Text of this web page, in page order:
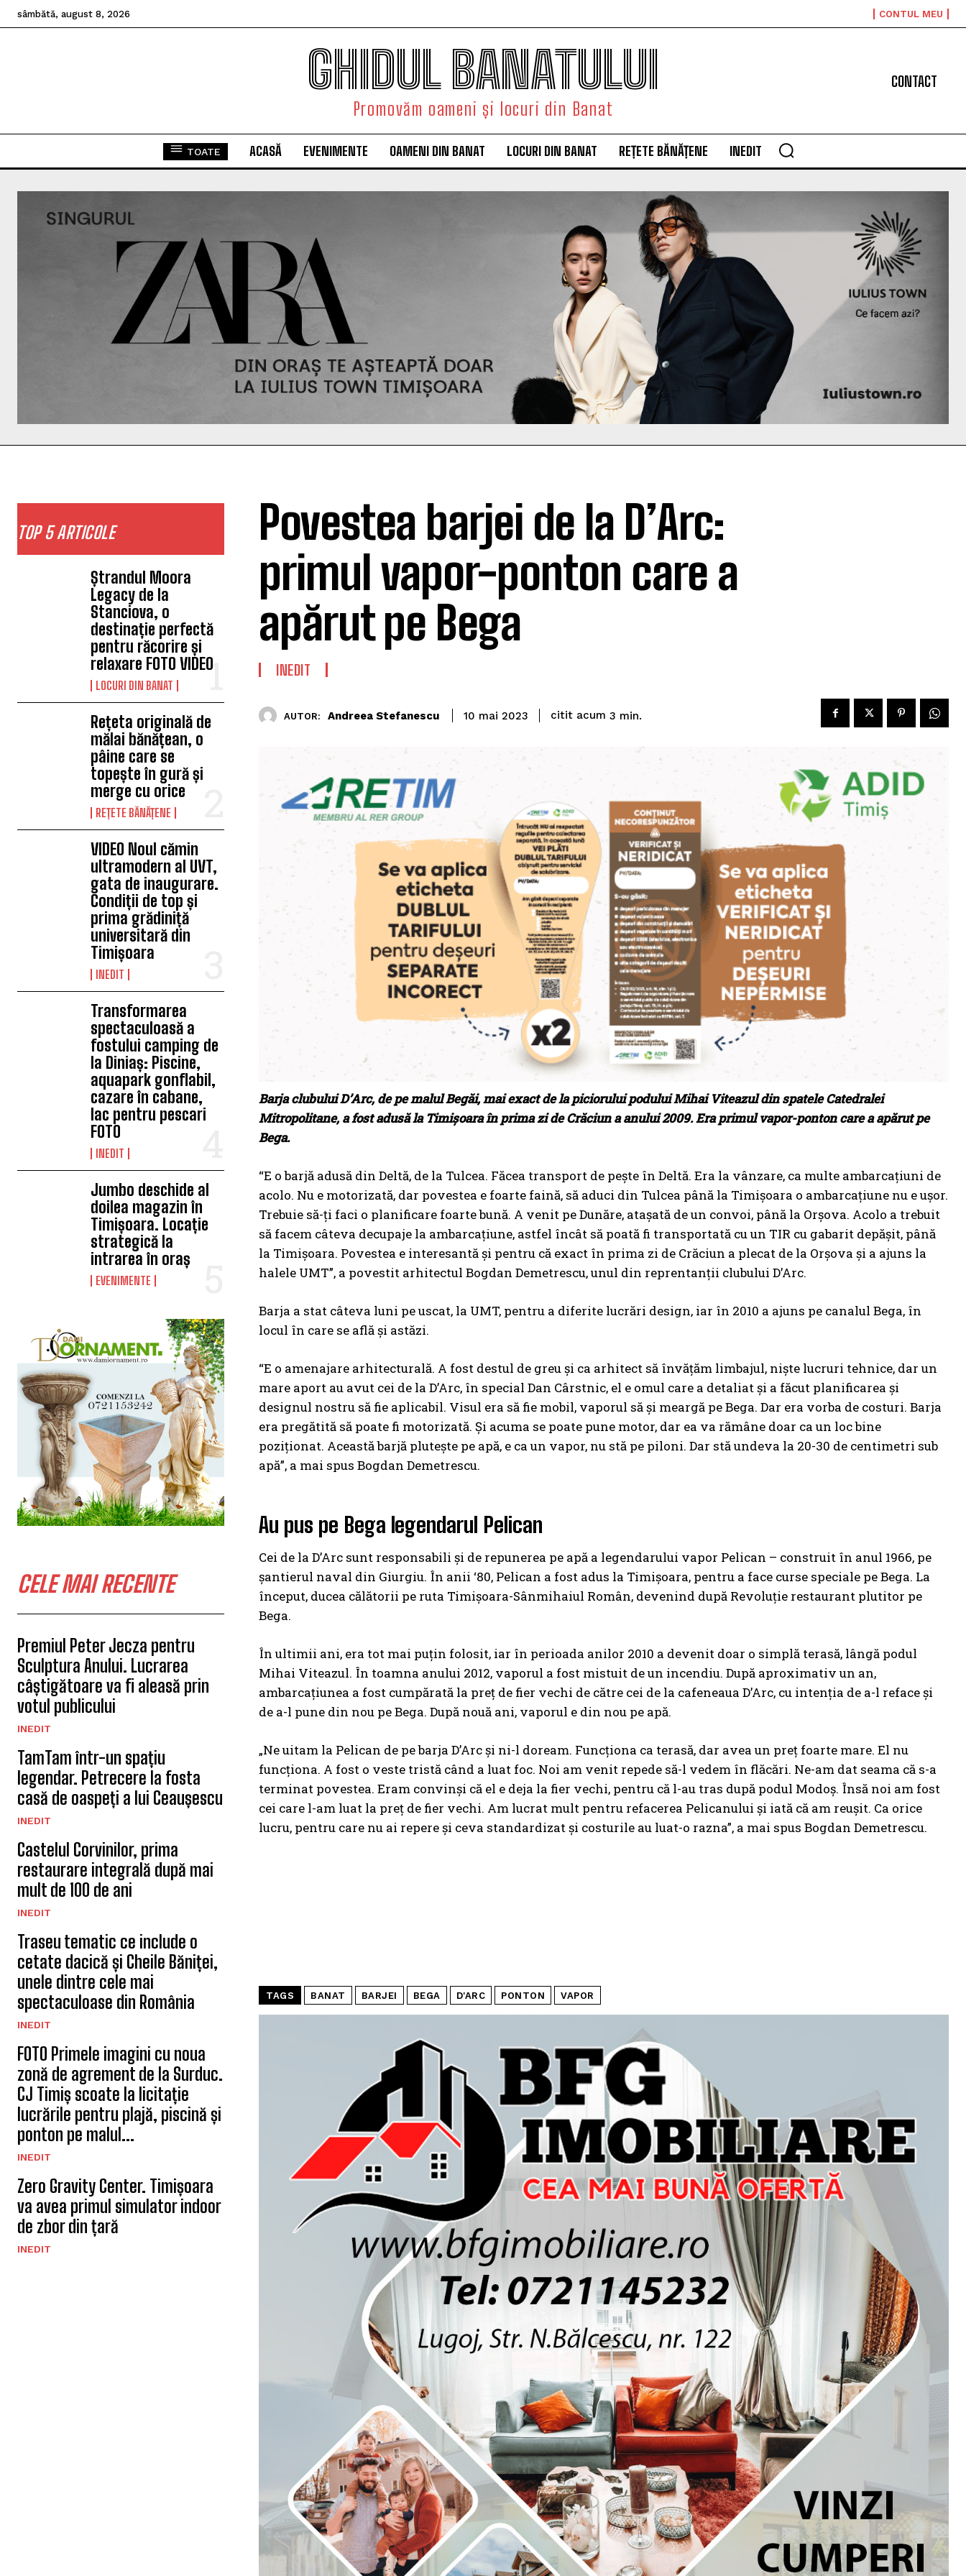
sâmbătă, august 8, 2026 CONTUL MEU
GHIDUL BANATULUI
Promovăm oameni și locuri din Banat
CONTACT
TOATE ACASĂ EVENIMENTE OAMENI DIN BANAT LOCURI DIN BANAT REȚETE BĂNĂȚENE INEDIT
TOP 5 ARTICOLE
Ștrandul Moora
Legacy de la
Stanciova, o
destinație perfectă
pentru răcorire și
relaxare FOTO VIDEO
LOCURI DIN BANAT
Rețeta originală de
mălai bănățean, o
pâine care se
topește în gură și
merge cu orice
REȚETE BĂNĂȚENE
VIDEO Noul cămin
ultramodern al UVT,
gata de inaugurare.
Condiții de top și
prima grădiniță
universitară din
Timișoara
INEDIT
Transformarea
spectaculoasă a
fostului camping de
la Diniaș: Piscine,
aquapark gonflabil,
cazare în cabane,
lac pentru pescari
FOTO
INEDIT
Jumbo deschide al
doilea magazin în
Timișoara. Locație
strategică la
intrarea în oraș
EVENIMENTE
CELE MAI RECENTE
Premiul Peter Jecza pentru
Sculptura Anului. Lucrarea
câștigătoare va fi aleasă prin
votul publicului
INEDIT
TamTam într-un spațiu
legendar. Petrecere la fosta
casă de oaspeți a lui Ceaușescu
INEDIT
Castelul Corvinilor, prima
restaurare integrală după mai
mult de 100 de ani
INEDIT
Traseu tematic ce include o
cetate dacică și Cheile Băniței,
unele dintre cele mai
spectaculoase din România
INEDIT
FOTO Primele imagini cu noua
zonă de agrement de la Surduc.
CJ Timiș scoate la licitație
lucrările pentru plajă, piscină și
ponton pe malul...
INEDIT
Zero Gravity Center. Timișoara
va avea primul simulator indoor
de zbor din țară
INEDIT
Povestea barjei de la D’Arc:
primul vapor-ponton care a
apărut pe Bega
INEDIT
AUTOR: Andreea Stefanescu 10 mai 2023 citit acum 3 min.
Barja clubului D’Arc, de pe malul Begăi, mai exact de la piciorului podului Mihai Viteazul din spatele Catedralei
Mitropolitane, a fost adusă la Timișoara în prima zi de Crăciun a anului 2009. Era primul vapor-ponton care a apărut pe
Bega.
“E o barjă adusă din Deltă, de la Tulcea. Făcea transport de pește în Deltă. Era la vânzare, ca multe ambarcațiuni de
acolo. Nu e motorizată, dar povestea e foarte faină, să aduci din Tulcea până la Timișoara o ambarcațiune nu e ușor.
Trebuie să-ți faci o planificare foarte bună. A venit pe Dunăre, atașată de un convoi, până la Orșova. Acolo a trebuit
să facem câteva decupaje la ambarcațiune, astfel încât să poată fi transportată cu un TIR cu gabarit depășit, până
la Timișoara. Povestea e interesantă și pentru că exact în prima zi de Crăciun a plecat de la Orșova și a ajuns la
halele UMT”, a povestit arhitectul Bogdan Demetrescu, unul din reprentanții clubului D’Arc.
Barja a stat câteva luni pe uscat, la UMT, pentru a diferite lucrări design, iar în 2010 a ajuns pe canalul Bega, în
locul în care se află și astăzi.
“E o amenajare arhitecturală. A fost destul de greu și ca arhitect să învățăm limbajul, niște lucruri tehnice, dar un
mare aport au avut cei de la D’Arc, în special Dan Cârstnic, el e omul care a detaliat și a făcut planificarea și
designul nostru să fie aplicabil. Visul era să fie mobil, vaporul să și meargă pe Bega. Dar era vorba de costuri. Barja
era pregătită să poate fi motorizată. Și acuma se poate pune motor, dar ea va rămâne doar ca un loc bine
poziționat. Această barjă plutește pe apă, e ca un vapor, nu stă pe piloni. Dar stă undeva la 20-30 de centimetri sub
apă”, a mai spus Bogdan Demetrescu.
Au pus pe Bega legendarul Pelican
Cei de la D’Arc sunt responsabili și de repunerea pe apă a legendarului vapor Pelican – construit în anul 1966, pe
șantierul naval din Giurgiu. În anii ‘80, Pelican a fost adus la Timișoara, pentru a face curse speciale pe Bega. La
început, ducea călătorii pe ruta Timişoara-Sânmihaiul Român, devenind după Revoluţie restaurant plutitor pe
Bega.
În ultimii ani, era tot mai puţin folosit, iar în perioada anilor 2010 a devenit doar o simplă terasă, lângă podul
Mihai Viteazul. În toamna anului 2012, vaporul a fost mistuit de un incendiu. După aproximativ un an,
ambarcațiunea a fost cumpărată la preţ de fier vechi de către cei de la cafeneaua D’Arc, cu intenţia de a-l reface şi
de a-l pune din nou pe Bega. După nouă ani, vaporul e din nou pe apă.
„Ne uitam la Pelican de pe barja D’Arc și ni-l doream. Funcționa ca terasă, dar avea un preț foarte mare. El nu
funcționa. A fost o veste tristă când a luat foc. Noi am venit repede să-l vedem în flăcări. Ne-am dat seama că s-a
terminat povestea. Eram convinși că el e deja la fier vechi, pentru că l-au tras după podul Modoș. Însă noi am fost
cei care l-am luat la preț de fier vechi. Am lucrat mult pentru refacerea Pelicanului și iată că am reușit. Ca orice
lucru, pentru care nu ai repere și ceva standardizat și costurile au luat-o razna”, a mai spus Bogdan Demetrescu.
TAGS BANAT BARJEI BEGA D'ARC PONTON VAPOR